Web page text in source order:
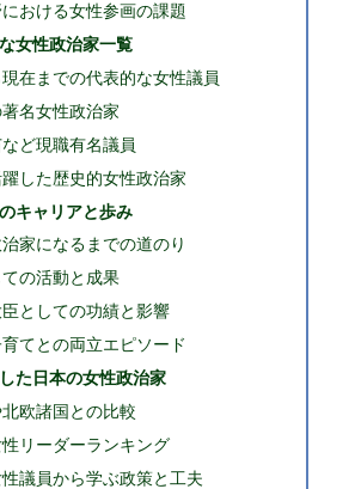
おける女性参画の課題
女性政治家一覧
在までの代表的な女性議員
名女性政治家
ど現職有名議員
した歴史的女性政治家
キャリアと歩み
家になるまでの道のり
の活動と成果
としての功績と影響
てとの両立エピソード
た日本の女性政治家
北欧諸国との比較
リーダーランキング
議員から学ぶ政策と工夫